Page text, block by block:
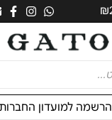
הרשמה למועדון